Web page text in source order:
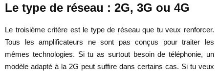
Le type de réseau : 2G, 3G ou 4G
Le troisième critère est le type de réseau que tu veux renforcer.
Tous les amplificateurs ne sont pas conçus pour traiter les
mêmes technologies. Si tu as surtout besoin de téléphonie, un
modèle adapté à la 2G peut suffire dans certains cas. Si tu veux